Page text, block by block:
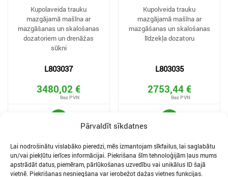
Pārvaldīt sīkdatnes
Lai nodrošinātu vislabāko pieredzi, mēs izmantojam sīkfailus, lai saglabātu
un/vai piekļūtu ierīces informācijai. Piekrišana šīm tehnoloģijām ļaus mums
apstrādāt datus, piemēram, pārlūkošanas uzvedību vai unikālus ID šajā
vietnē. Piekrišanas nesniegšana var ierobežot dažas vietnes funkcijas.
Kupolaveida trauku
mazgājamā mašīna ar
mazgāšanas un skalošanas
dozatoriem un drenāžas
sūkni
L803037
3480,02 €
Kupolveida trauku
mazgājamā mašīna ar
mazgāšanas un skalošanas
līdzekļa dozatoru
L803035
2753,44 €